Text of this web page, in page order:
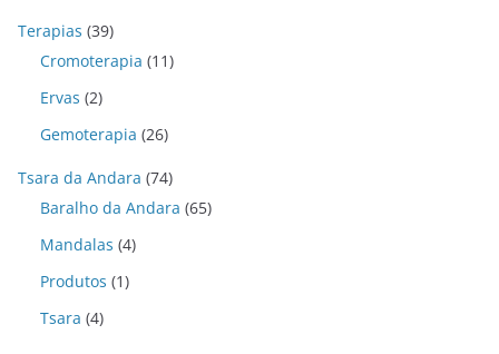
Terapias (39)
Cromoterapia (11)
Ervas (2)
Gemoterapia (26)
Tsara da Andara (74)
Baralho da Andara (65)
Mandalas (4)
Produtos (1)
Tsara (4)